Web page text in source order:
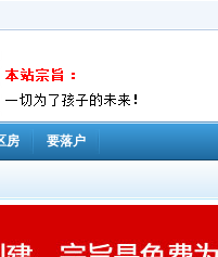
房 要落户